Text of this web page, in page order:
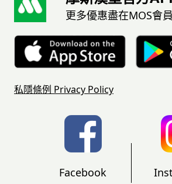
更多優惠盡在MOS會員
私隱條例 Privacy Policy
Facebook